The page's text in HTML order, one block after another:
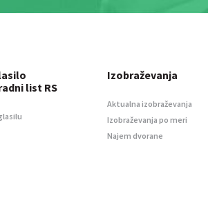
list RS
Izobraževanja
Aktualna izobraževanja
Izobraževanja po meri
Najem dvorane